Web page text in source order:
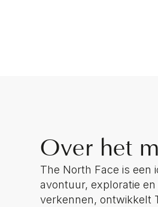
Over het
The North Face is een
avontuur, exploratie
verkennen, ontwikkelt